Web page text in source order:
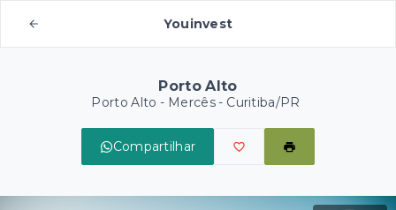
Youinvest
Porto Alto
Porto Alto - Mercês - Curitiba/PR
Compartilhar